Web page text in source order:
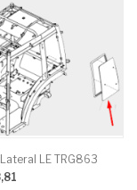
LE TRG863